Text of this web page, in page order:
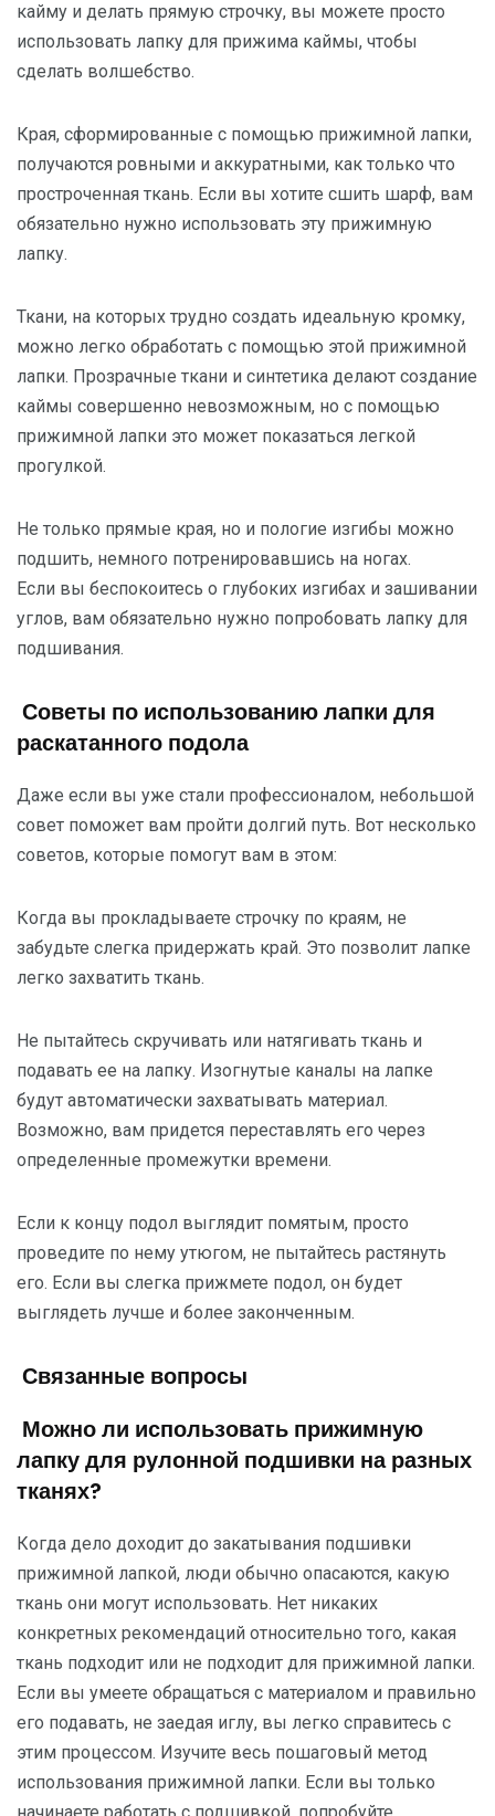
кайму и делать прямую строчку, вы можете просто
использовать лапку для прижима каймы, чтобы
сделать волшебство.
Края, сформированные с помощью прижимной лапки,
получаются ровными и аккуратными, как только что
простроченная ткань. Если вы хотите сшить шарф, вам
обязательно нужно использовать эту прижимную
лапку.
Ткани, на которых трудно создать идеальную кромку,
можно легко обработать с помощью этой прижимной
лапки. Прозрачные ткани и синтетика делают создание
каймы совершенно невозможным, но с помощью
прижимной лапки это может показаться легкой
прогулкой.
Не только прямые края, но и пологие изгибы можно
подшить, немного потренировавшись на ногах.
Если вы беспокоитесь о глубоких изгибах и зашивании
углов, вам обязательно нужно попробовать лапку для
подшивания.
Советы по использованию лапки для
раскатанного подола
Даже если вы уже стали профессионалом, небольшой
совет поможет вам пройти долгий путь. Вот несколько
советов, которые помогут вам в этом:
Когда вы прокладываете строчку по краям, не
забудьте слегка придержать край. Это позволит лапке
легко захватить ткань.
Не пытайтесь скручивать или натягивать ткань и
подавать ее на лапку. Изогнутые каналы на лапке
будут автоматически захватывать материал.
Возможно, вам придется переставлять его через
определенные промежутки времени.
Если к концу подол выглядит помятым, просто
проведите по нему утюгом, не пытайтесь растянуть
его. Если вы слегка прижмете подол, он будет
выглядеть лучше и более законченным.
Связанные вопросы
Можно ли использовать прижимную
лапку для рулонной подшивки на разных
тканях?
Когда дело доходит до закатывания подшивки
прижимной лапкой, люди обычно опасаются, какую
ткань они могут использовать. Нет никаких
конкретных рекомендаций относительно того, какая
ткань подходит или не подходит для прижимной лапки.
Если вы умеете обращаться с материалом и правильно
его подавать, не заедая иглу, вы легко справитесь с
этим процессом. Изучите весь пошаговый метод
использования прижимной лапки. Если вы только